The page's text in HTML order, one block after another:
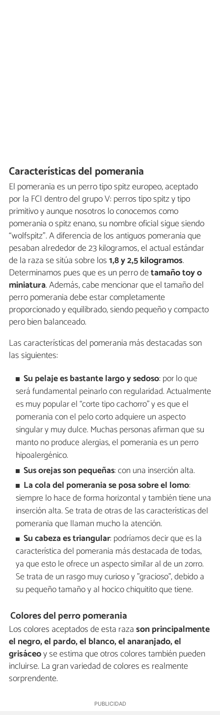
Características del pomerania
El pomerania es un perro tipo spitz europeo, aceptado
por la FCI dentro del grupo V: perros tipo spitz y tipo
primitivo y aunque nosotros lo conocemos como
pomerania o spitz enano, su nombre oficial sigue siendo
“wolfspitz”. A diferencia de los antiguos pomerania que
pesaban alrededor de 23 kilogramos, el actual estándar
de la raza se sitúa sobre los1,8 y 2,5 kilogramos.
Determinamos pues que es un perro detamaño toyo
miniatura. Además, cabe mencionar que el tamaño del
perro pomerania debe estar completamente
proporcionado y equilibrado, siendo pequeño y compacto
pero bien balanceado.
Las características del pomerania más destacadas son
las siguientes:
Su pelaje es bastante largo y sedoso: por lo que
será fundamental peinarlo con regularidad. Actualmente
es muy popular el “corte tipo cachorro” y es que el
pomerania con el pelo corto adquiere un aspecto
singular y muy dulce. Muchas personas afirman que su
manto no produce alergias, el pomerania es un perro
hipoalergénico.
Sus orejas son pequeñas: con una inserción alta.
La cola del pomerania se posa sobre el lomo:
siempre lo hace de forma horizontal y también tiene una
inserción alta. Se trata de otras de las características del
pomerania que llaman mucho la atención.
Su cabeza es triangular: podríamos decir que es la
característica del pomerania más destacada de todas,
ya que esto le ofrece un aspecto similar al de un zorro.
Se trata de un rasgo muy curioso y "gracioso", debido a
su pequeño tamaño y al hocico chiquitito que tiene.
Colores del perro pomerania
Los colores aceptados de esta razason principalmente
el negro, el pardo, el blanco, el anaranjado, el
grisáceoy se estima que otros colores también pueden
incluirse. La gran variedad de colores es realmente
sorprendente.